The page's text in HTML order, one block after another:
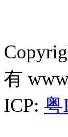
有
ICP: 粤